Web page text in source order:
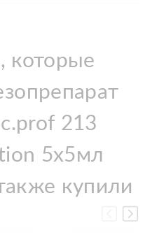
которые
213
5x5мл
купили